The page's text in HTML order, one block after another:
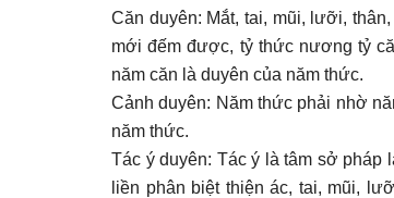
Căn duyên: Mắt, tai, mũi, lưỡi,
mới đếm được, tỷ thức nương tỷ
năm căn là duyên của năm thức.
Cảnh duyên: Năm thức phải nhờ
năm thức.
Tác ý duyên: Tác ý là tâm sở pháp
liền phân biệt thiện ác, tai, mũi,